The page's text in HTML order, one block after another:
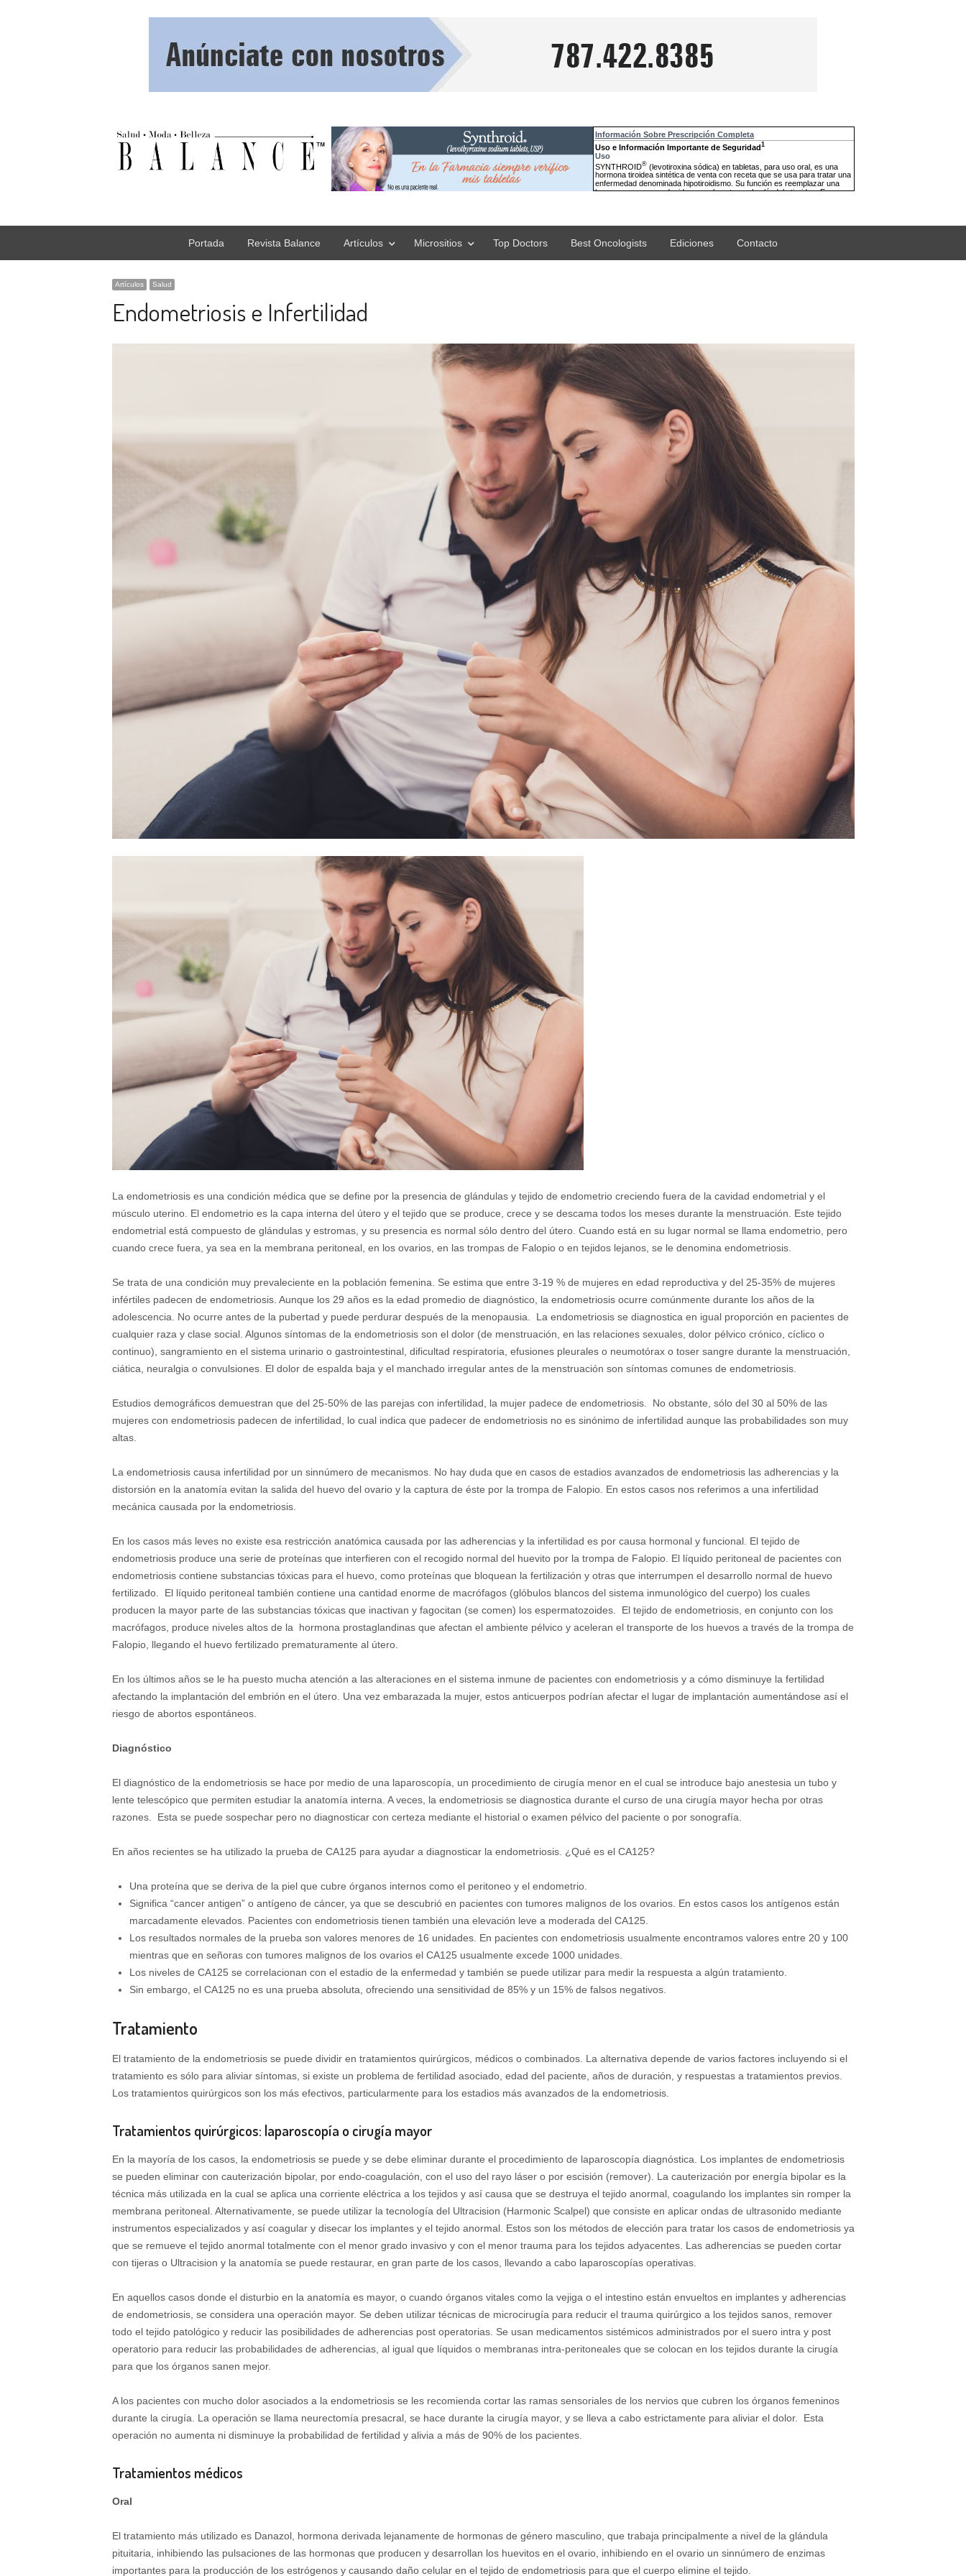
Portada Revista Balance Artículos Micrositios Top Doctors Best Oncologists Ediciones Contacto
Artículos Salud
Endometriosis e Infertilidad
La endometriosis es una condición médica que se define por la presencia de glándulas y tejido de endometrio creciendo fuera de la cavidad endometrial y el
músculo uterino. El endometrio es la capa interna del útero y el tejido que se produce, crece y se descama todos los meses durante la menstruación. Este tejido
endometrial está compuesto de glándulas y estromas, y su presencia es normal sólo dentro del útero. Cuando está en su lugar normal se llama endometrio, pero
cuando crece fuera, ya sea en la membrana peritoneal, en los ovarios, en las trompas de Falopio o en tejidos lejanos, se le denomina endometriosis.
Se trata de una condición muy prevaleciente en la población femenina. Se estima que entre 3-19 % de mujeres en edad reproductiva y del 25-35% de mujeres
infértiles padecen de endometriosis. Aunque los 29 años es la edad promedio de diagnóstico, la endometriosis ocurre comúnmente durante los años de la
adolescencia. No ocurre antes de la pubertad y puede perdurar después de la menopausia. La endometriosis se diagnostica en igual proporción en pacientes de
cualquier raza y clase social. Algunos síntomas de la endometriosis son el dolor (de menstruación, en las relaciones sexuales, dolor pélvico crónico, cíclico o
continuo), sangramiento en el sistema urinario o gastrointestinal, dificultad respiratoria, efusiones pleurales o neumotórax o toser sangre durante la menstruación,
ciática, neuralgia o convulsiones. El dolor de espalda baja y el manchado irregular antes de la menstruación son síntomas comunes de endometriosis.
Estudios demográficos demuestran que del 25-50% de las parejas con infertilidad, la mujer padece de endometriosis. No obstante, sólo del 30 al 50% de las
mujeres con endometriosis padecen de infertilidad, lo cual indica que padecer de endometriosis no es sinónimo de infertilidad aunque las probabilidades son muy
altas.
La endometriosis causa infertilidad por un sinnúmero de mecanismos. No hay duda que en casos de estadios avanzados de endometriosis las adherencias y la
distorsión en la anatomía evitan la salida del huevo del ovario y la captura de éste por la trompa de Falopio. En estos casos nos referimos a una infertilidad
mecánica causada por la endometriosis.
En los casos más leves no existe esa restricción anatómica causada por las adherencias y la infertilidad es por causa hormonal y funcional. El tejido de
endometriosis produce una serie de proteínas que interfieren con el recogido normal del huevito por la trompa de Falopio. El líquido peritoneal de pacientes con
endometriosis contiene substancias tóxicas para el huevo, como proteínas que bloquean la fertilización y otras que interrumpen el desarrollo normal de huevo
fertilizado. El líquido peritoneal también contiene una cantidad enorme de macrófagos (glóbulos blancos del sistema inmunológico del cuerpo) los cuales
producen la mayor parte de las substancias tóxicas que inactivan y fagocitan (se comen) los espermatozoides. El tejido de endometriosis, en conjunto con los
macrófagos, produce niveles altos de la hormona prostaglandinas que afectan el ambiente pélvico y aceleran el transporte de los huevos a través de la trompa de
Falopio, llegando el huevo fertilizado prematuramente al útero.
En los últimos años se le ha puesto mucha atención a las alteraciones en el sistema inmune de pacientes con endometriosis y a cómo disminuye la fertilidad
afectando la implantación del embrión en el útero. Una vez embarazada la mujer, estos anticuerpos podrían afectar el lugar de implantación aumentándose así el
riesgo de abortos espontáneos.
Diagnóstico
El diagnóstico de la endometriosis se hace por medio de una laparoscopía, un procedimiento de cirugía menor en el cual se introduce bajo anestesia un tubo y
lente telescópico que permiten estudiar la anatomía interna. A veces, la endometriosis se diagnostica durante el curso de una cirugía mayor hecha por otras
razones. Esta se puede sospechar pero no diagnosticar con certeza mediante el historial o examen pélvico del paciente o por sonografía.
En años recientes se ha utilizado la prueba de CA125 para ayudar a diagnosticar la endometriosis. ¿Qué es el CA125?
Una proteína que se deriva de la piel que cubre órganos internos como el peritoneo y el endometrio.
Significa “cancer antigen” o antígeno de cáncer, ya que se descubrió en pacientes con tumores malignos de los ovarios. En estos casos los antígenos están
marcadamente elevados. Pacientes con endometriosis tienen también una elevación leve a moderada del CA125.
Los resultados normales de la prueba son valores menores de 16 unidades. En pacientes con endometriosis usualmente encontramos valores entre 20 y 100
mientras que en señoras con tumores malignos de los ovarios el CA125 usualmente excede 1000 unidades.
Los niveles de CA125 se correlacionan con el estadio de la enfermedad y también se puede utilizar para medir la respuesta a algún tratamiento.
Sin embargo, el CA125 no es una prueba absoluta, ofreciendo una sensitividad de 85% y un 15% de falsos negativos.
Tratamiento
El tratamiento de la endometriosis se puede dividir en tratamientos quirúrgicos, médicos o combinados. La alternativa depende de varios factores incluyendo si el
tratamiento es sólo para aliviar síntomas, si existe un problema de fertilidad asociado, edad del paciente, años de duración, y respuestas a tratamientos previos.
Los tratamientos quirúrgicos son los más efectivos, particularmente para los estadios más avanzados de la endometriosis.
Tratamientos quirúrgicos: laparoscopía o cirugía mayor
En la mayoría de los casos, la endometriosis se puede y se debe eliminar durante el procedimiento de laparoscopía diagnóstica. Los implantes de endometriosis
se pueden eliminar con cauterización bipolar, por endo-coagulación, con el uso del rayo láser o por escisión (remover). La cauterización por energía bipolar es la
técnica más utilizada en la cual se aplica una corriente eléctrica a los tejidos y así causa que se destruya el tejido anormal, coagulando los implantes sin romper la
membrana peritoneal. Alternativamente, se puede utilizar la tecnología del Ultracision (Harmonic Scalpel) que consiste en aplicar ondas de ultrasonido mediante
instrumentos especializados y así coagular y disecar los implantes y el tejido anormal. Estos son los métodos de elección para tratar los casos de endometriosis ya
que se remueve el tejido anormal totalmente con el menor grado invasivo y con el menor trauma para los tejidos adyacentes. Las adherencias se pueden cortar
con tijeras o Ultracision y la anatomía se puede restaurar, en gran parte de los casos, llevando a cabo laparoscopías operativas.
En aquellos casos donde el disturbio en la anatomía es mayor, o cuando órganos vitales como la vejiga o el intestino están envueltos en implantes y adherencias
de endometriosis, se considera una operación mayor. Se deben utilizar técnicas de microcirugía para reducir el trauma quirúrgico a los tejidos sanos, remover
todo el tejido patológico y reducir las posibilidades de adherencias post operatorias. Se usan medicamentos sistémicos administrados por el suero intra y post
operatorio para reducir las probabilidades de adherencias, al igual que líquidos o membranas intra-peritoneales que se colocan en los tejidos durante la cirugía
para que los órganos sanen mejor.
A los pacientes con mucho dolor asociados a la endometriosis se les recomienda cortar las ramas sensoriales de los nervios que cubren los órganos femeninos
durante la cirugía. La operación se llama neurectomía presacral, se hace durante la cirugía mayor, y se lleva a cabo estrictamente para aliviar el dolor. Esta
operación no aumenta ni disminuye la probabilidad de fertilidad y alivia a más de 90% de los pacientes.
Tratamientos médicos
Oral
El tratamiento más utilizado es Danazol, hormona derivada lejanamente de hormonas de género masculino, que trabaja principalmente a nivel de la glándula
pituitaria, inhibiendo las pulsaciones de las hormonas que producen y desarrollan los huevitos en el ovario, inhibiendo en el ovario un sinnúmero de enzimas
importantes para la producción de los estrógenos y causando daño celular en el tejido de endometriosis para que el cuerpo elimine el tejido.